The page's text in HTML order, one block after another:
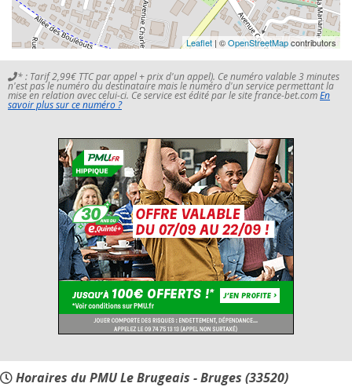
Leaflet | ©OpenStreetMapcontributors
* : Tarif 2,99€ TTC par appel + prix d'un appel). Ce numéro valable 3 minutes
n'est pas le numéro du destinataire mais le numéro d'un service permettant la
mise en relation avec celui-ci. Ce service est édité par le site france-bet.comEn
savoir plus sur ce numéro ?
Horaires du PMU Le Brugeais - Bruges (33520)